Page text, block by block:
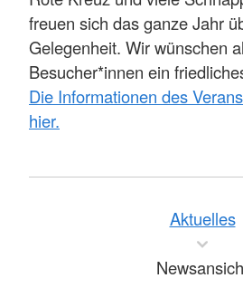
freuen sich das ganze Jahr
Gelegenheit. Wir wünschen
Besucher*innen ein
Die Informationen des
hier.
Aktuelles